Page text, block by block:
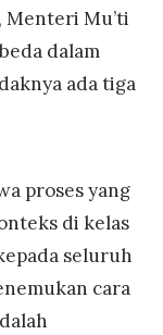
Menteri Mu’ti
dalam
ada tiga
proses yang
di kelas
seluruh
cara